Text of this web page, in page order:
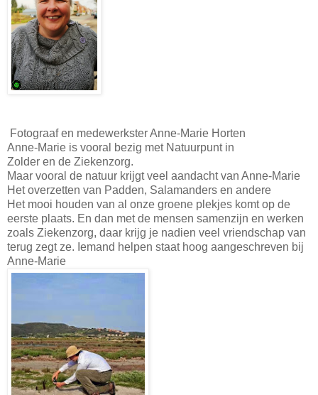
Fotograaf en medewerkster Anne-Marie Horten
Anne-Marie is vooral bezig met Natuurpunt in
Zolder en de Ziekenzorg.
Maar vooral de natuur krijgt veel aandacht van Anne-Marie
Het overzetten van Padden, Salamanders en andere
Het mooi houden van al onze groene plekjes komt op de
eerste plaats. En dan met de mensen samenzijn en werken
zoals Ziekenzorg, daar krijg je nadien veel vriendschap van
terug zegt ze. Iemand helpen staat hoog aangeschreven bij
Anne-Marie